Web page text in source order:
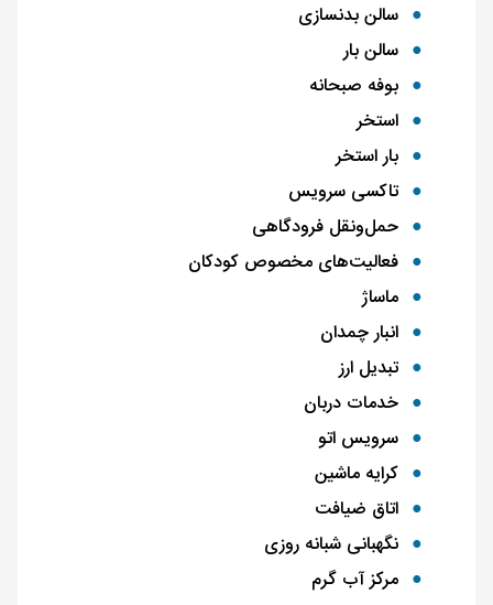
سالن بدنسازی
سالن بار
بوفه صبحانه
استخر
بار استخر
تاکسی سرویس
حمل‌و‌نقل فرودگاهی
فعالیت‌های مخصوص کودکان
ماساژ
انبار چمدان
تبدیل ارز
خدمات دربان
سرویس اتو
کرایه ماشین
اتاق ضیافت
نگهبانی شبانه روزی
مرکز آب‌ گرم